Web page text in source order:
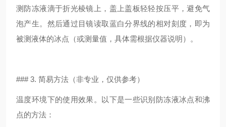
测防冻液滴于折光棱镜上，盖上盖板轻轻按压平，避免气
泡产生。然后通过目镜读取蓝白分界线的相对刻度，即为
被测液体的冰点（或测量值，具体需根据仪器说明）。
### 3. 简易方法（非专业，仅供参考）
温度环境下的使用效果。以下是一些识别防冻液冰点和沸
点的方法：